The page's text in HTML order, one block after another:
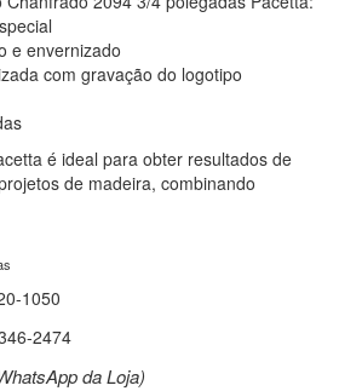
e envernizado
com gravação do logotipo
é ideal para obter resultados de
de madeira, combinando
1050
2474
da Loja)